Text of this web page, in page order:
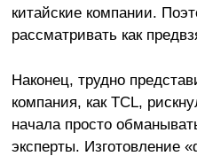
китайские компании.
рассматривать как
Наконец, трудно
компания, как TCL,
начала просто
эксперты. Изготовление